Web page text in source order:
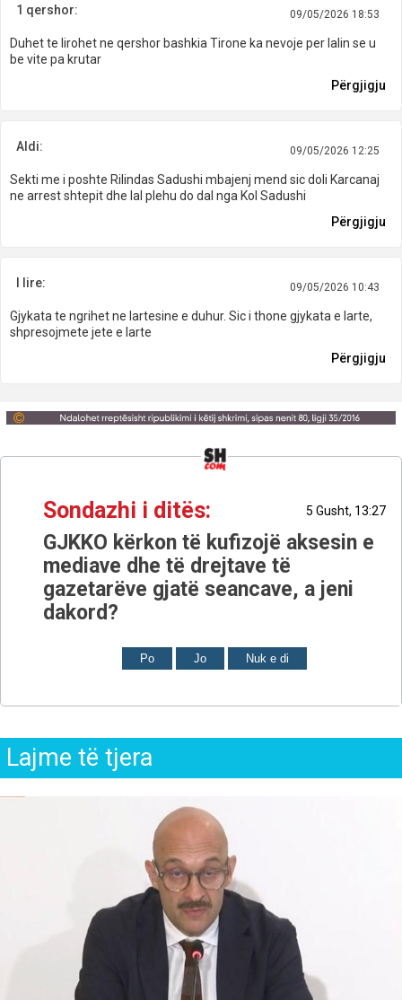
1 qershor: 09/05/2026 18:53
Duhet te lirohet ne qershor bashkia Tirone ka nevoje per lalin se u
be vite pa krutar
Përgjigju
Aldi: 09/05/2026 12:25
Sekti me i poshte Rilindas Sadushi mbajenj mend sic doli Karcanaj
ne arrest shtepit dhe lal plehu do dal nga Kol Sadushi
Përgjigju
I lire: 09/05/2026 10:43
Gjykata te ngrihet ne lartesine e duhur. Sic i thone gjykata e larte,
shpresojmete jete e larte
Përgjigju
Sondazhi i ditës: 5 Gusht, 13:27
GJKKO kërkon të kufizojë aksesin e
mediave dhe të drejtave të
gazetarëve gjatë seancave, a jeni
dakord?
Po Jo Nuk e di
Lajme të tjera